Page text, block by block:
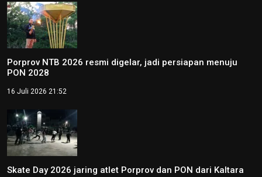
Porprov NTB 2026 resmi digelar, jadi persiapan menuju
PON 2028
16 Juli 2026 21:52
Skate Day 2026 jaring atlet Porprov dan PON dari Kaltara